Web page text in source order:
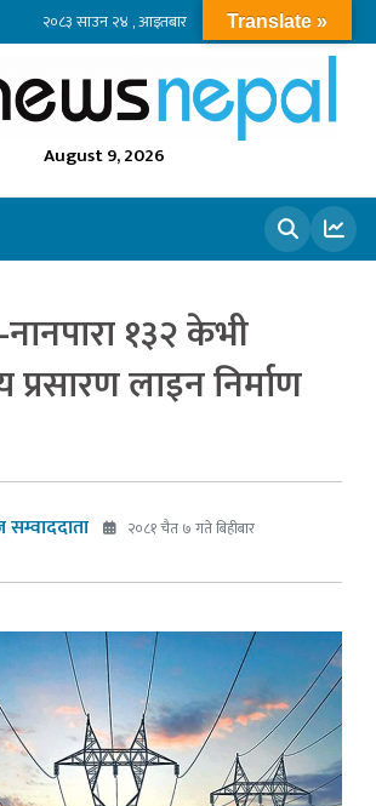
२०८३ साउन २४ , आइतबार
August 9, 2026
१३२ केभी
लाइन निर्माण
२०८१ चैत ७ गते बिहीबार
Translate »